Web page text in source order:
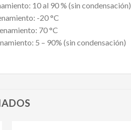
10 al 90 % (sin condensación)
-20 °C
70 °C
5 – 90% (sin condensación)